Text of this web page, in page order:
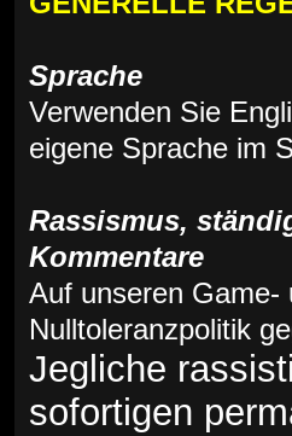
Sprache
Verwenden Sie
eigene Sprache im
Rassismus,
Kommentare
Auf unseren Game-
Nulltoleranzpolitik
Jegliche
sofortigen